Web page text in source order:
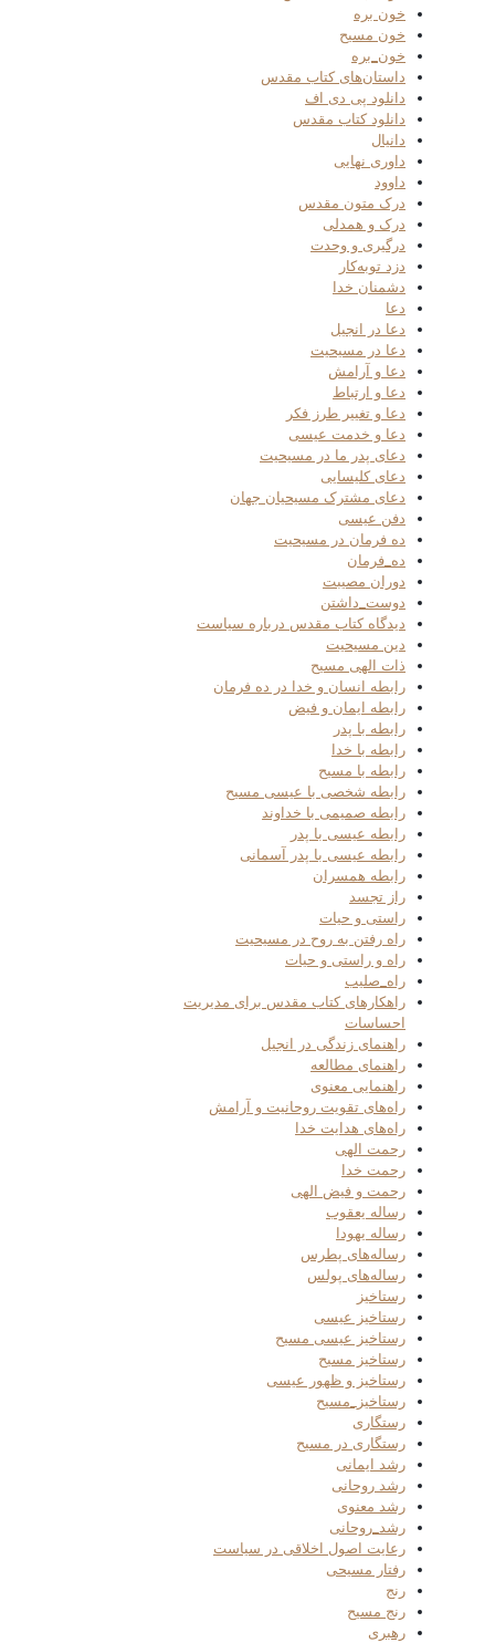
خون بره
خون مسیح
خون_بره
داستان‌های کتاب مقدس
دانلود پی دی اف
دانلود کتاب مقدس
دانیال
داوری نهایی
داوود
درک متون مقدس
درک و همدلی
درگیری و وحدت
دزد توبه‌کار
دشمنان خدا
دعا
دعا در انجیل
دعا در مسیحیت
دعا و آرامش
دعا و ارتباط
دعا و تغییر طرز فکر
دعا و خدمت عیسی
دعای پدر ما در مسیحیت
دعای کلیسایی
دعای مشترک مسیحیان جهان
دفن عیسی
ده فرمان در مسیحیت
ده_فرمان
دوران مصیبت
دوست_داشتن
دیدگاه کتاب مقدس درباره سیاست
دین مسیحیت
ذات الهی مسیح
رابطه انسان و خدا در ده فرمان
رابطه ایمان و فیض
رابطه با پدر
رابطه با خدا
رابطه با مسیح
رابطه شخصی با عیسی مسیح
رابطه صمیمی با خداوند
رابطه عیسی با پدر
رابطه عیسی با پدر آسمانی
رابطه همسران
راز تجسد
راستی و حیات
راه رفتن به روح در مسیحیت
راه و راستی و حیات
راه_صلیب
راهکارهای کتاب مقدس برای مدیریت
احساسات
راهنمای زندگی در انجیل
راهنمای مطالعه
راهنمایی معنوی
راه‌های تقویت روحانیت و آرامش
راه‌های هدایت خدا
رحمت الهی
رحمت خدا
رحمت و فیض الهی
رساله یعقوب
رساله یهودا
رساله‌های پطرس
رساله‌های پولس
رستاخیز
رستاخیز عیسی
رستاخیز عیسی مسیح
رستاخیز مسیح
رستاخیز و ظهور عیسی
رستاخیز_مسیح
رستگاری
رستگاری در مسیح
رشد ایمانی
رشد روحانی
رشد معنوی
رشد_روحانی
رعایت اصول اخلاقی در سیاست
رفتار مسیحی
رنج
رنج مسیح
رهبری